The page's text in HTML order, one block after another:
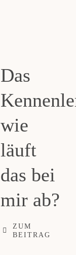
Das
wie
läuft
das bei
mir ab?
ZUM
BEITRAG